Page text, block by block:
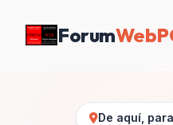
Forum
De aquí,